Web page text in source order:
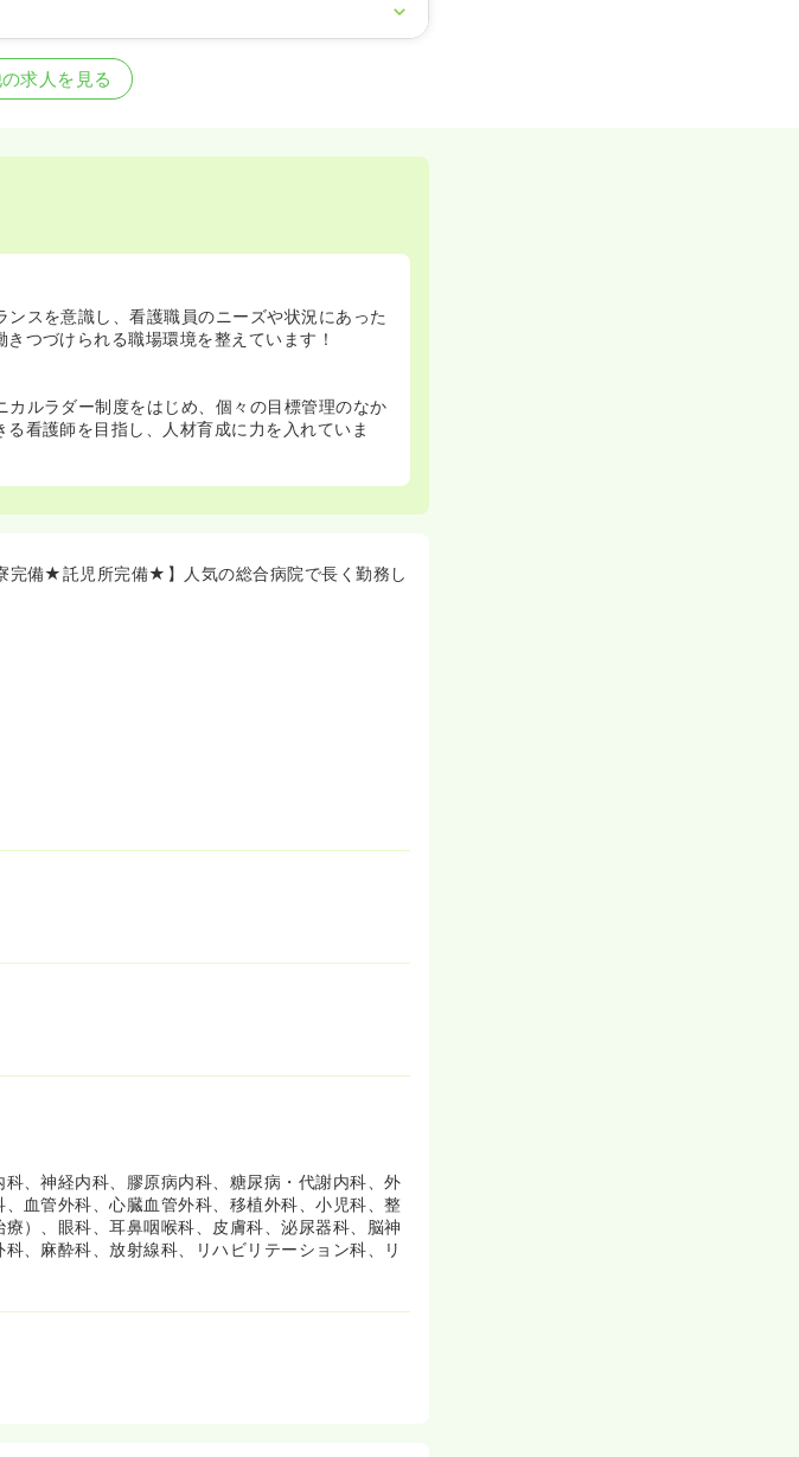
求人を見る
スを意識し、看護職員のニーズや状況にあった
つづけられる職場環境を整えています！
ルラダー制度をはじめ、個々の目標管理のなか
看護師を目指し、人材育成に力を入れていま
備★託児所完備★】人気の総合病院で長く勤務し
、神経内科、膠原病内科、糖尿病・代謝内科、外
血管外科、心臓血管外科、移植外科、小児科、整
）、眼科、耳鼻咽喉科、皮膚科、泌尿器科、脳神
、麻酔科、放射線科、リハビリテーション科、リ